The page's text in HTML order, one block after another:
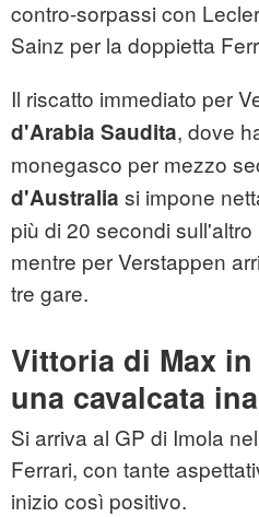
contro-sorpassi con
Sainz per la doppietta
Il riscatto immediato per
d'Arabia Saudita, dove
monegasco per mezzo
d'Australia si impone
più di 20 secondi
mentre per Verstappen
tre gare.
Vittoria di Max
una cavalcata
Si arriva al GP di Imola
Ferrari, con tante
inizio così positivo.